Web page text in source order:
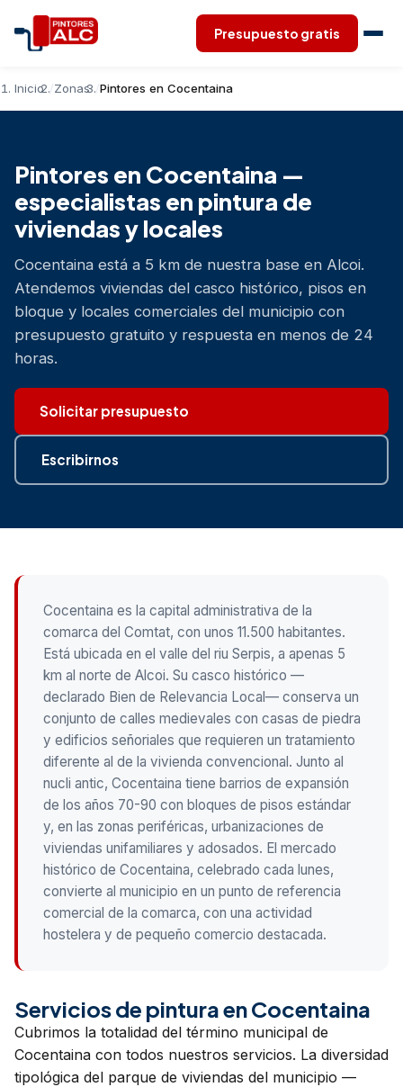
Presupuesto gratis
Inicio Zonas Pintores en Cocentaina
Pintores en Cocentaina —
especialistas en pintura de
viviendas y locales
Cocentaina está a 5 km de nuestra base en Alcoi.
Atendemos viviendas del casco histórico, pisos en
bloque y locales comerciales del municipio con
presupuesto gratuito y respuesta en menos de 24
horas.
Solicitar presupuesto
Escribirnos
Cocentaina es la capital administrativa de la
comarca del Comtat, con unos 11.500 habitantes.
Está ubicada en el valle del riu Serpis, a apenas 5
km al norte de Alcoi. Su casco histórico —
declarado Bien de Relevancia Local— conserva un
conjunto de calles medievales con casas de piedra
y edificios señoriales que requieren un tratamiento
diferente al de la vivienda convencional. Junto al
nucli antic, Cocentaina tiene barrios de expansión
de los años 70-90 con bloques de pisos estándar
y, en las zonas periféricas, urbanizaciones de
viviendas unifamiliares y adosados. El mercado
histórico de Cocentaina, celebrado cada lunes,
convierte al municipio en un punto de referencia
comercial de la comarca, con una actividad
hostelera y de pequeño comercio destacada.
Servicios de pintura en Cocentaina
Cubrimos la totalidad del término municipal de
Cocentaina con todos nuestros servicios. La diversidad
tipológica del parque de viviendas del municipio —